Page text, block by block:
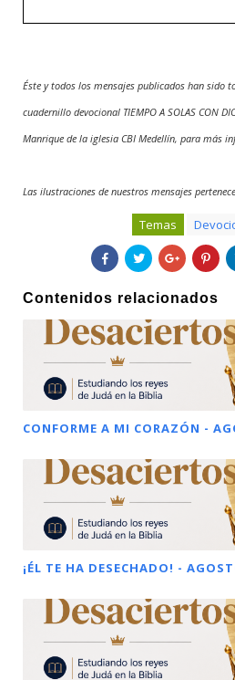
Éste y todos los mensajes publicados han sido
cuadernillo devocional TIEMPO A SOLAS CON
Manrique de la iglesia CBI Medellín, para más
Las ilustraciones de nuestros mensajes
Temas
Contenidos relacionados
CONFORME A MI CORAZÓN -
¡ÉL TE HA DESECHADO! -